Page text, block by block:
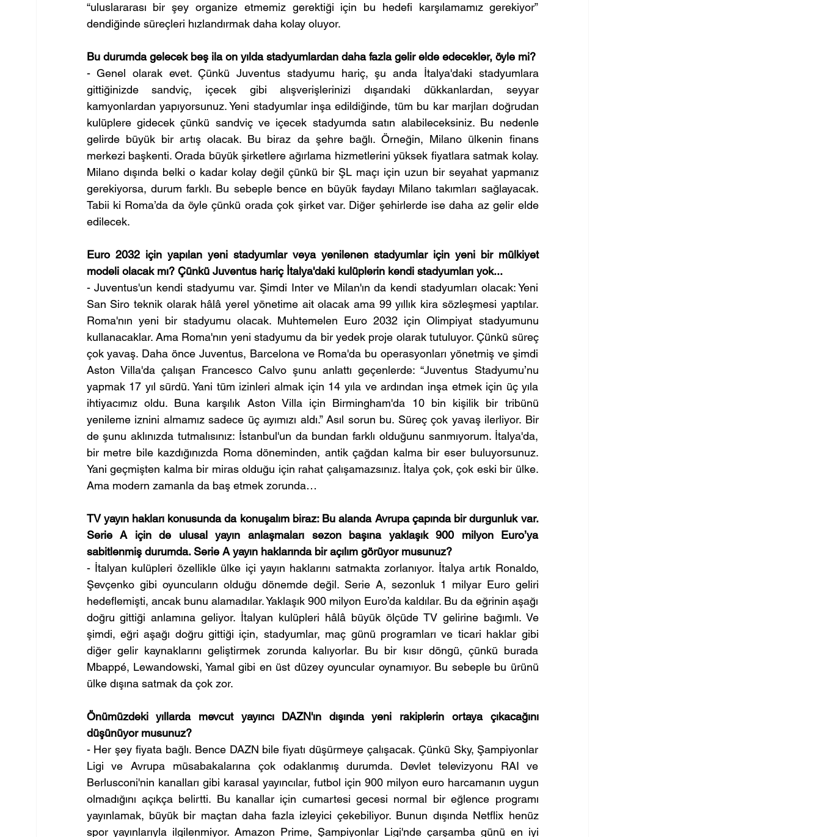
“uluslararası bir şey organize etmemiz gerektiği için bu hedefi karşılamamız gerekiyor”
dendiğinde süreçleri hızlandırmak daha kolay oluyor.
Bu durumda gelecek beş ila on yılda stadyumlardan daha fazla gelir elde edecekler, öyle mi?
- Genel olarak evet. Çünkü Juventus stadyumu hariç, şu anda İtalya'daki stadyumlara
gittiğinizde sandviç, içecek gibi alışverişlerinizi dışarıdaki dükkanlardan, seyyar
kamyonlardan yapıyorsunuz. Yeni stadyumlar inşa edildiğinde, tüm bu kar marjları doğrudan
kulüplere gidecek çünkü sandviç ve içecek stadyumda satın alabileceksiniz. Bu nedenle
gelirde büyük bir artış olacak. Bu biraz da şehre bağlı. Örneğin, Milano ülkenin finans
merkezi başkenti. Orada büyük şirketlere ağırlama hizmetlerini yüksek fiyatlara satmak kolay.
Milano dışında belki o kadar kolay değil çünkü bir ŞL maçı için uzun bir seyahat yapmanız
gerekiyorsa, durum farklı. Bu sebeple bence en büyük faydayı Milano takımları sağlayacak.
Tabii ki Roma’da da öyle çünkü orada çok şirket var. Diğer şehirlerde ise daha az gelir elde
edilecek.
Euro 2032 için yapılan yeni stadyumlar veya yenilenen stadyumlar için yeni bir mülkiyet
modeli olacak mı? Çünkü Juventus hariç İtalya'daki kulüplerin kendi stadyumları yok...
- Juventus'un kendi stadyumu var. Şimdi Inter ve Milan'ın da kendi stadyumları olacak: Yeni
San Siro teknik olarak hâlâ yerel yönetime ait olacak ama 99 yıllık kira sözleşmesi yaptılar.
Roma'nın yeni bir stadyumu olacak. Muhtemelen Euro 2032 için Olimpiyat stadyumunu
kullanacaklar. Ama Roma'nın yeni stadyumu da bir yedek proje olarak tutuluyor. Çünkü süreç
çok yavaş. Daha önce Juventus, Barcelona ve Roma'da bu operasyonları yönetmiş ve şimdi
Aston Villa'da çalışan Francesco Calvo şunu anlattı geçenlerde: “Juventus Stadyumu’nu
yapmak 17 yıl sürdü. Yani tüm izinleri almak için 14 yıla ve ardından inşa etmek için üç yıla
ihtiyacımız oldu. Buna karşılık Aston Villa için Birmingham'da 10 bin kişilik bir tribünü
yenileme iznini almamız sadece üç ayımızı aldı.” Asıl sorun bu. Süreç çok yavaş ilerliyor. Bir
de şunu aklınızda tutmalısınız: İstanbul'un da bundan farklı olduğunu sanmıyorum. İtalya'da,
bir metre bile kazdığınızda Roma döneminden, antik çağdan kalma bir eser buluyorsunuz.
Yani geçmişten kalma bir miras olduğu için rahat çalışamazsınız. İtalya çok, çok eski bir ülke.
Ama modern zamanla da baş etmek zorunda…
TV yayın hakları konusunda da konuşalım biraz: Bu alanda Avrupa çapında bir durgunluk var.
Serie A için de ulusal yayın anlaşmaları sezon başına yaklaşık 900 milyon Euro’ya
sabitlenmiş durumda. Serie A yayın haklarında bir açılım görüyor musunuz?
- İtalyan kulüpleri özellikle ülke içi yayın haklarını satmakta zorlanıyor. İtalya artık Ronaldo,
Şevçenko gibi oyuncuların olduğu dönemde değil. Serie A, sezonluk 1 milyar Euro geliri
hedeflemişti, ancak bunu alamadılar. Yaklaşık 900 milyon Euro’da kaldılar. Bu da eğrinin aşağı
doğru gittiği anlamına geliyor. İtalyan kulüpleri hâlâ büyük ölçüde TV gelirine bağımlı. Ve
şimdi, eğri aşağı doğru gittiği için, stadyumlar, maç günü programları ve ticari haklar gibi
diğer gelir kaynaklarını geliştirmek zorunda kalıyorlar. Bu bir kısır döngü, çünkü burada
Mbappé, Lewandowski, Yamal gibi en üst düzey oyuncular oynamıyor. Bu sebeple bu ürünü
ülke dışına satmak da çok zor.
Önümüzdeki yıllarda mevcut yayıncı DAZN'ın dışında yeni rakiplerin ortaya çıkacağını
düşünüyor musunuz?
- Her şey fiyata bağlı. Bence DAZN bile fiyatı düşürmeye çalışacak. Çünkü Sky, Şampiyonlar
Ligi ve Avrupa müsabakalarına çok odaklanmış durumda. Devlet televizyonu RAI ve
Berlusconi'nin kanalları gibi karasal yayıncılar, futbol için 900 milyon euro harcamanın uygun
olmadığını açıkça belirtti. Bu kanallar için cumartesi gecesi normal bir eğlence programı
yayınlamak, büyük bir maçtan daha fazla izleyici çekebiliyor. Bunun dışında Netflix henüz
spor yayınlarıyla ilgilenmiyor. Amazon Prime, Şampiyonlar Ligi'nde çarşamba günü en iyi